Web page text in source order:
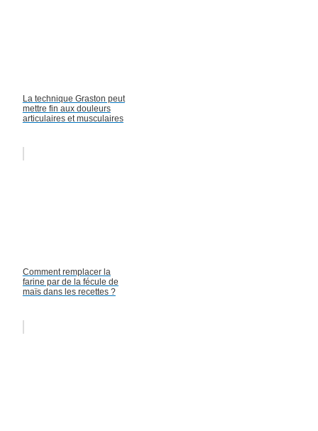
La technique Graston peut
mettre fin aux douleurs
articulaires et musculaires
Comment remplacer la
farine par de la fécule de
maïs dans les recettes ?